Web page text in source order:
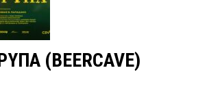
(BEERCAVE)